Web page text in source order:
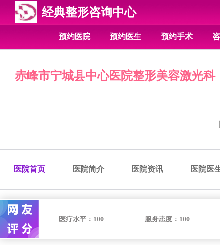
经典整形咨询中心
预约医院 预约医生 预约手术
赤峰市宁城县中心医院整形美容激光科
医院首页 医院简介 医院资讯 医院医
医疗水平： 100 服务态度： 100